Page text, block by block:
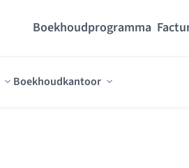
Boekhoudprogramma
Boekhoudkantoor